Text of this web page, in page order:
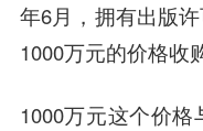
年6月，拥有出版
1000万元的价格收
1000万元这个价格